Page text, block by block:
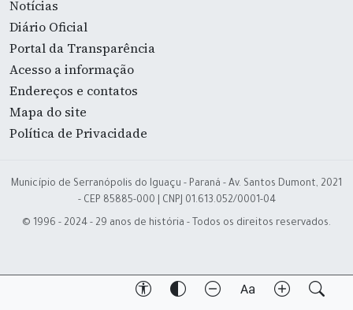
Notícias
Diário Oficial
Portal da Transparência
Acesso a informação
Endereços e contatos
Mapa do site
Política de Privacidade
Município de Serranópolis do Iguaçu - Paraná - Av. Santos Dumont, 2021
- CEP 85885-000 | CNPJ 01.613.052/0001-04
© 1996 - 2024 - 29 anos de história - Todos os direitos reservados.